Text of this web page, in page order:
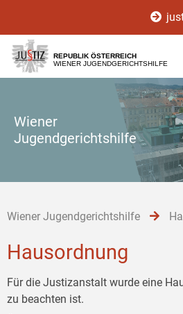
[1]
[2]
[3]
REPUBLIK ÖSTERREICH
WIENER JUGENDGERICHTSHILFE
Wiener
Jugendgerichtshilfe
Wiener Jugendgerichtshilfe
Hausordnung
Für die Justizanstalt wurde eine
zu beachten ist.